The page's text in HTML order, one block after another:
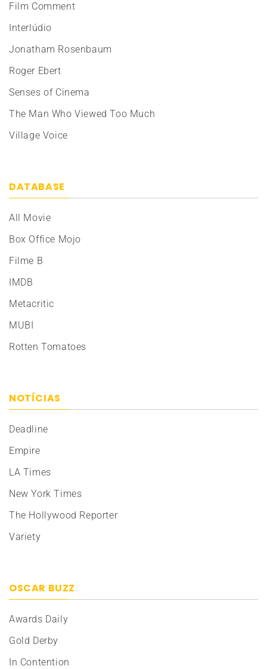
Film Comment
Interlúdio
Jonatham Rosenbaum
Roger Ebert
Senses of Cinema
The Man Who Viewed Too Much
Village Voice
DATABASE
All Movie
Box Office Mojo
Filme B
IMDB
Metacritic
MUBI
Rotten Tomatoes
NOTÍCIAS
Deadline
Empire
LA Times
New York Times
The Hollywood Reporter
Variety
OSCAR BUZZ
Awards Daily
Gold Derby
In Contention